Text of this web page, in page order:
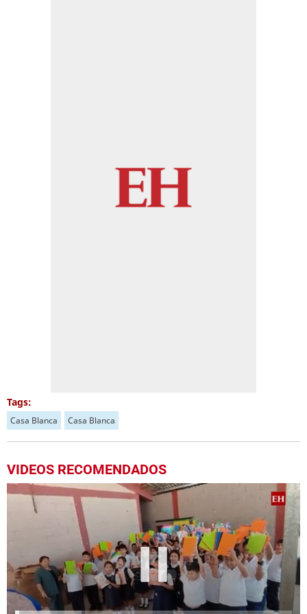
Tags:
Casa Blanca Casa Blanca
VIDEOS RECOMENDADOS